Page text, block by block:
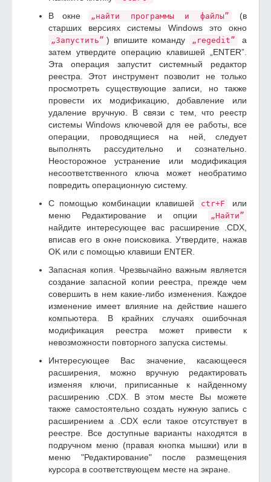
В окне „найти программы и файлы”
(в
старших версиях системы Windows это окно
„Запустить” ) впишите команду „regedit”
а
затем утвердите операцию клавишей „ENTER”.
Эта операция запустит системный редактор
реестра. Этот инструмент позволит не только
просмотреть существующие записи, но также
провести их модификацию, добавление или
удаление вручную. В связи с тем, что реестр
системы Windows ключевой для ее работы, все
операции, проводящиеся на ней, следует
выполнять рассудительно и сознательно.
Неосторожное устранение или модификация
несоответственного ключа может необратимо
повредить операционную систему.
С помощью комбинации клавишей
ctr+F
или
меню Редактирование и опции
„Найти”
найдите интересующее вас расширение .CDX,
вписав его в окне поисковика. Утвердите, нажав
OK или с помощью клавиши ENTER.
Запасная копия. Чрезвычайно важным является
создание запасной копии реестра, прежде чем
совершить в нем какие-либо изменения. Каждое
изменение имеет влияние на действие нашего
компьютера. В крайних случаях ошибочная
модификация реестра может привести к
невозможности повторного запуска системы.
Интересующее Вас значение, касающееся
расширения, можно вручную редактировать
изменяя ключи, приписанные к найденному
расширению .CDX. В этом месте Вы можете
также самостоятельно создать нужную запись с
расширением а .CDX если такое отсутствует в
реестре. Все доступные варианты находятся в
подручном меню (правая кнопка мышки) или в
меню "Редактирование" после размещения
курсора в соответствующем месте на экране.